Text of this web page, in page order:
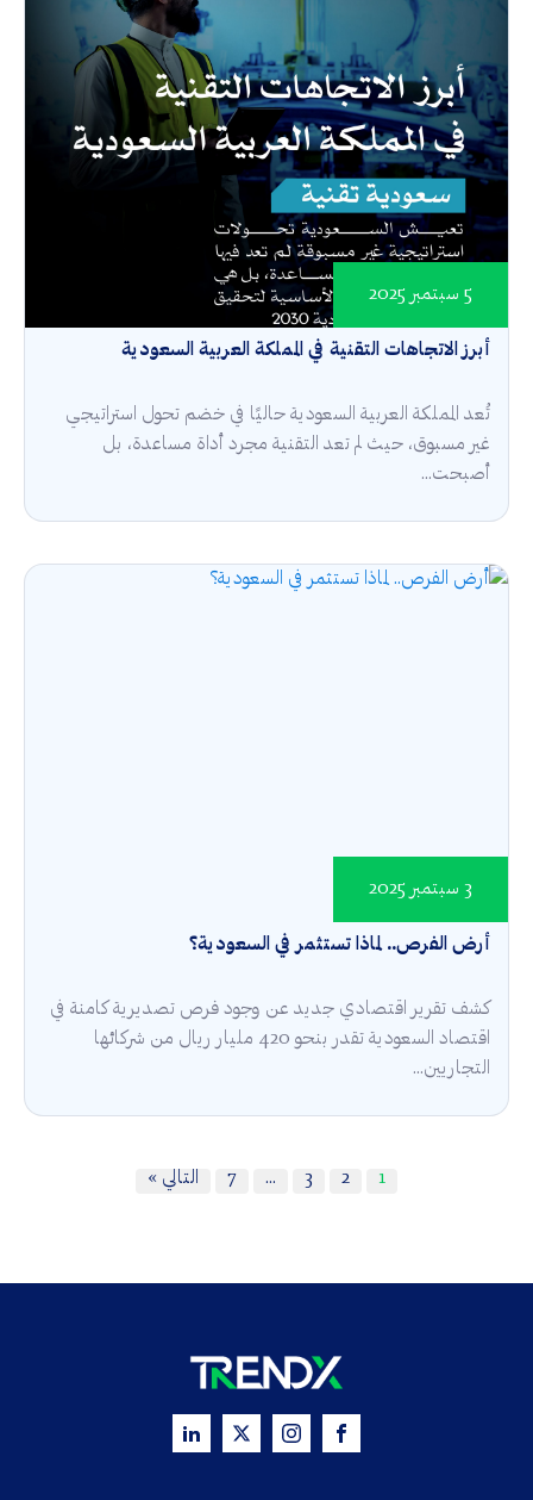
أبرز الاتجاهات التقنية في المملكة العربية السعودية
5 سبتمبر 2025
تُعد المملكة العربية السعودية حاليًا في خضم تحول استراتيجي
غير مسبوق، حيث لم تعد التقنية مجرد أداة مساعدة، بل
أصبحت...
أرض الفرص.. لماذا تستثمر في السعودية؟
3 سبتمبر 2025
كشف تقرير اقتصادي جديد عن وجود فرص تصديرية كامنة في
اقتصاد السعودية تقدر بنحو 420 مليار ريال من شركائها
التجاريين...
1
2
3
…
7 التالي »